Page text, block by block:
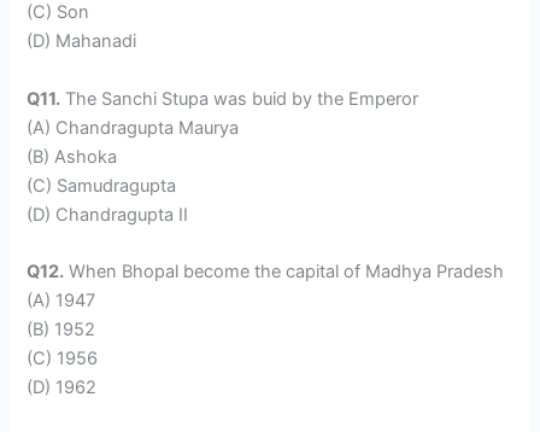
(C) Son
(D) Mahanadi
Q11. The Sanchi Stupa was buid by the Emperor
(A) Chandragupta Maurya
(B) Ashoka
(C) Samudragupta
(D) Chandragupta II
Q12. When Bhopal become the capital of Madhya Pradesh
(A) 1947
(B) 1952
(C) 1956
(D) 1962